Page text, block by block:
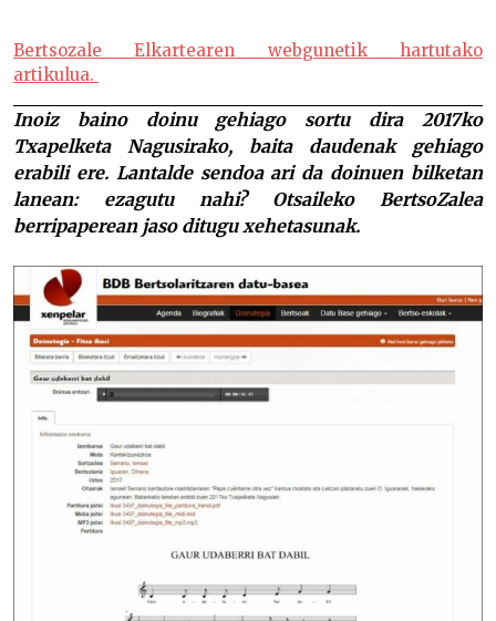
Bertsozale Elkartearen webgunetik hartutako
artikulua.
Inoiz baino doinu gehiago sortu dira 2017ko
Txapelketa Nagusirako, baita daudenak gehiago
erabili ere. Lantalde sendoa ari da doinuen bilketan
lanean: ezagutu nahi? Otsaileko BertsoZalea
berripaperean jaso ditugu xehetasunak.